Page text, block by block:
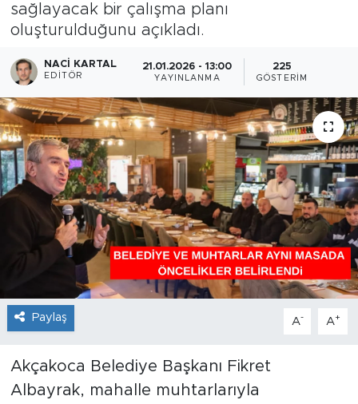
sağlayacak bir çalışma planı
oluşturulduğunu açıkladı.
NACI KARTAL
EDITÖR
21.01.2026 - 13:00
YAYINLANMA
225
GÖSTERIM
Paylaş A- A+
Akçakoca Belediye Başkanı Fikret
Albayrak, mahalle muhtarlarıyla